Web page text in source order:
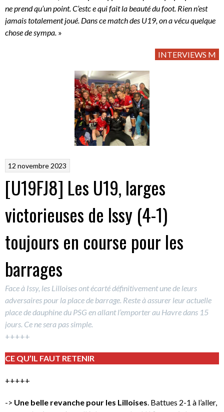
ne prend qu’un point. C’estc e qui fait la beauté du foot. Rien n’est
jamais totalement joué. Dans ce match des U19, on a vécu quelque
chose de sympa. »
INTERVIEWS M
12 novembre 2023
[U19FJ8] Les U19, larges
victorieuses de Issy (4-1)
toujours en course pour les
barrages
Face à Issy, les Lilloises ont écarté définitivement une de leurs
adversaires pour la place de barrage. Reste à assurer leur actuelle
place de dauphine du PSG en allant l’emporter au Havre dans 15
jours. Ce ne sera pas simple.
+++++
CE QU’IL FAUT RETENIR
+++++
-> Une belle revanche pour les Lilloises . Battues 2-1 à l’aller,